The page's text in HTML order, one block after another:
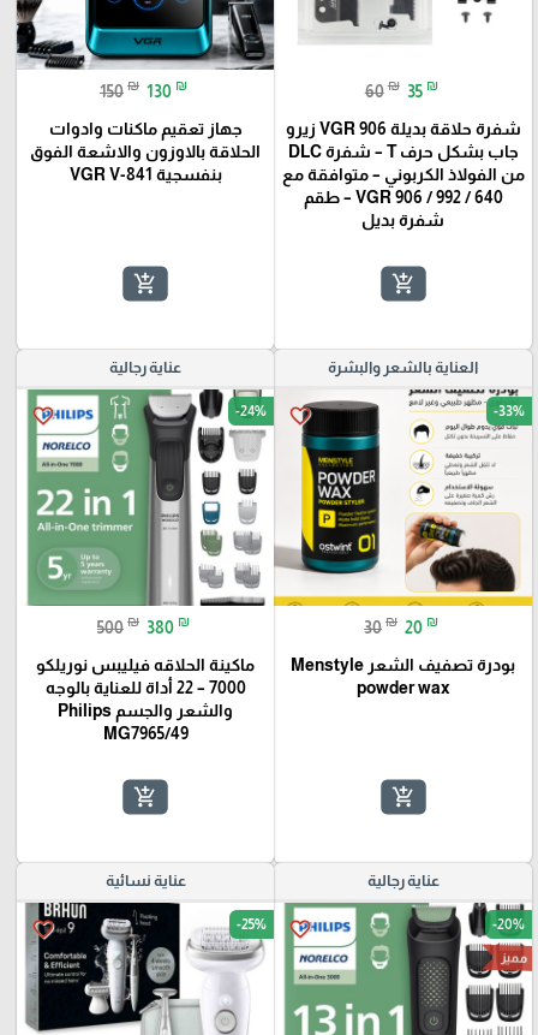
60 ₪ 35 ₪
شفرة حلاقة بديلة VGR 906 زيرو
جاب بشكل حرف T – شفرة DLC
من الفولاذ الكربوني – متوافقة مع
VGR 906 / 992 / 640 – طقم
شفرة بديل
add_shopping_cart
150 ₪ 130 ₪
جهاز تعقيم ماكنات وادوات
الحلاقة بالاوزون والاشعة الفوق
بنفسجية VGR V-841
add_shopping_cart
العناية بالشعر والبشرة
favorite_border -33%
30 ₪ 20 ₪
بودرة تصفيف الشعر Menstyle
powder wax
add_shopping_cart
عناية رجالية
favorite_border -24%
500 ₪ 380 ₪
ماكينة الحلاقه فيليبس نوريلكو
7000 – 22 أداة للعناية بالوجه
والشعر والجسم Philips
MG7965/49
add_shopping_cart
عناية رجالية
favorite_border -20%
مميز
عناية نسائية
favorite_border -25%